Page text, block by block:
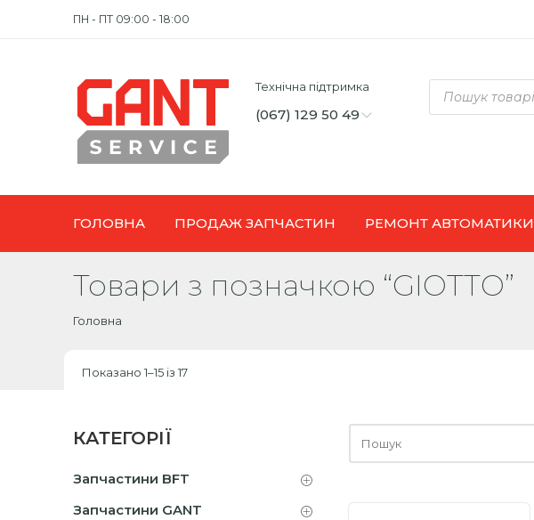
ПН - ПТ 09:00 - 18:00
Технічна підтримка
(067) 129 50 49
Products
search
ГОЛОВНА ПРОДАЖ ЗАПЧАСТИН РЕМОНТ АВТОМАТИКИ
Товари з позначкою “GIOTTO”
Головна
Показано 1–15 із 17
тут
КАТЕГОРІЇ
Запчастини BFT
Запчастини GANT